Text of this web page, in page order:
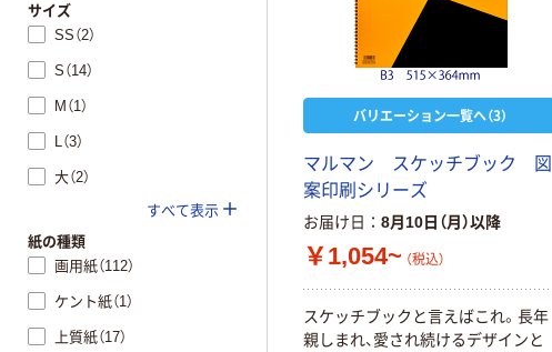
バリエーション一覧へ（3）
マルマン スケッチブック 図
案印刷シリーズ
お届け日 8月10日（月）以降
￥1,054~ （税込）
スケッチブックと言えばこれ。長年
親しまれ、愛され続けるデザインと
サイズ
SS（2）
S（14）
M（1）
L（3）
大（2）
すべて表示
紙の種類
画用紙（112）
ケント紙（1）
上質紙（17）